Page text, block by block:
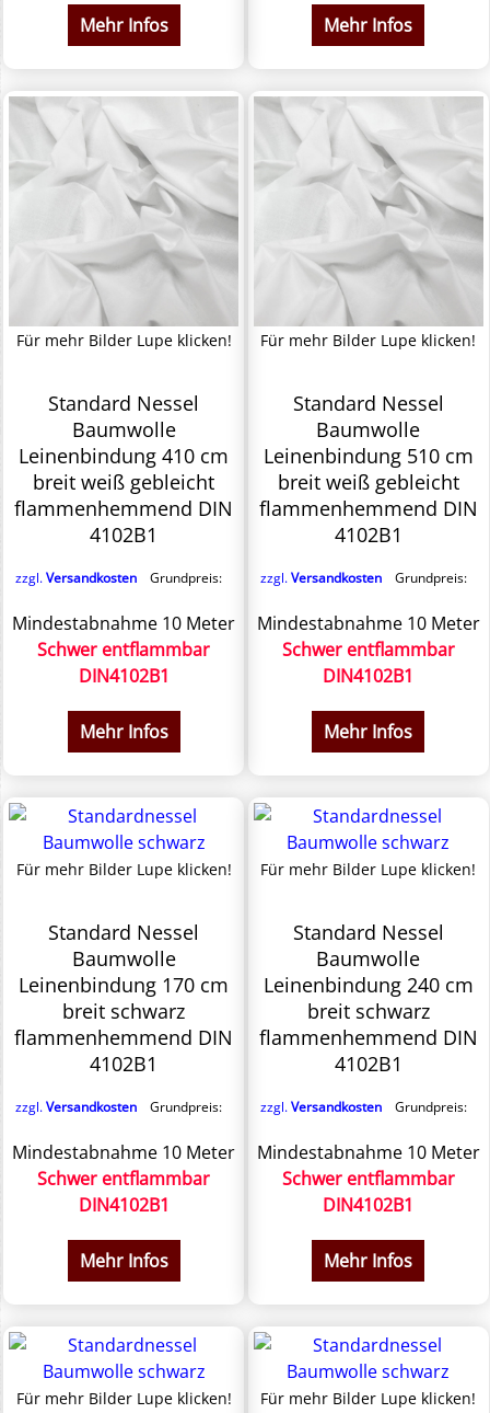
Mehr Infos Mehr Infos
Für mehr Bilder Lupe klicken!
Standard Nessel
Baumwolle
Leinenbindung 410 cm
breit weiß gebleicht
flammenhemmend DIN
4102B1
zzgl.Versandkosten Grundpreis:
Mindestabnahme 10 Meter
Schwer entflammbar
DIN4102B1
Mehr Infos
Für mehr Bilder Lupe klicken!
Standard Nessel
Baumwolle
Leinenbindung 510 cm
breit weiß gebleicht
flammenhemmend DIN
4102B1
zzgl.Versandkosten Grundpreis:
Mindestabnahme 10 Meter
Schwer entflammbar
DIN4102B1
Mehr Infos
Für mehr Bilder Lupe klicken!
Standard Nessel
Baumwolle
Leinenbindung 170 cm
breit schwarz
flammenhemmend DIN
4102B1
zzgl.Versandkosten Grundpreis:
Mindestabnahme 10 Meter
Schwer entflammbar
DIN4102B1
Mehr Infos
Für mehr Bilder Lupe klicken!
Standard Nessel
Baumwolle
Leinenbindung 240 cm
breit schwarz
flammenhemmend DIN
4102B1
zzgl.Versandkosten Grundpreis:
Mindestabnahme 10 Meter
Schwer entflammbar
DIN4102B1
Mehr Infos
Für mehr Bilder Lupe klicken! Für mehr Bilder Lupe klicken!